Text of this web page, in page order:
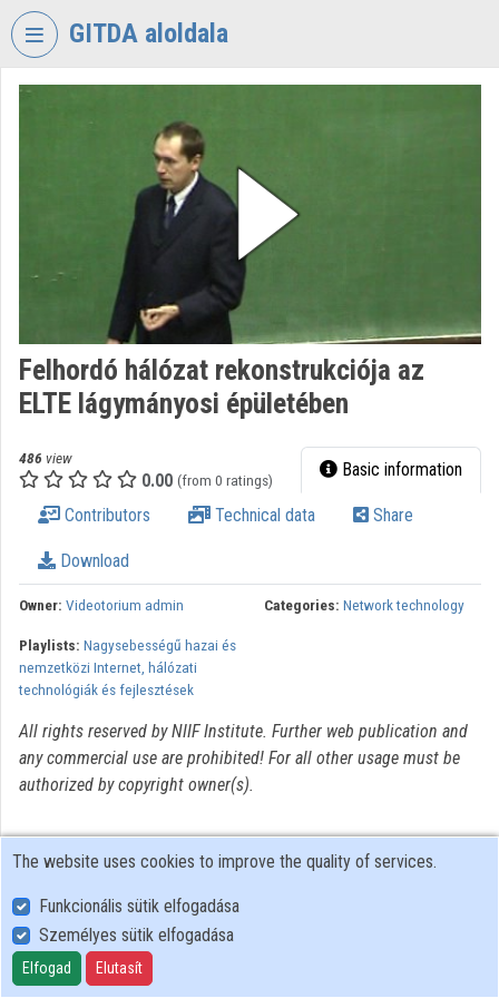
Skip header
GITDA aloldala
DEVELOPMENT
Organization home
Organization discovery
Categories
Felhordó hálózat rekonstrukciója az
ELTE lágymányosi épületében
486 view
0.00 (from 0 ratings) Basic information
Contributors Technical data Share
Download
Owner: Videotorium admin Categories: Network technology
Playlists: Nagysebességű hazai és
nemzetközi Internet, hálózati
technológiák és fejlesztések
All rights reserved by NIIF Institute. Further web publication and
any commercial use are prohibited! For all other usage must be
authorized by copyright owner(s).
User Policy
Adatkezelési tájékoztató (en)
Cookie Policy
The website uses cookies to improve the quality of services.
Funkcionális sütik elfogadása
Személyes sütik elfogadása
Elfogad Elutasít